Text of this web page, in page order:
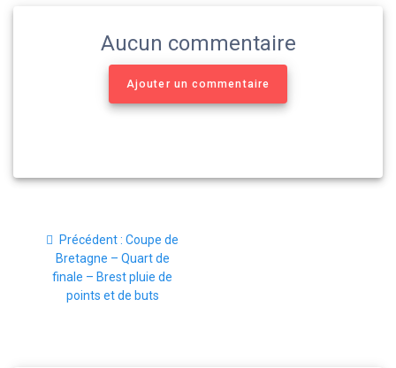
Aucun commentaire
Ajouter un commentaire
l’article
Précédent : Article
précédent
:
Coupe de
Bretagne – Quart de
finale – Brest pluie de
points et de buts